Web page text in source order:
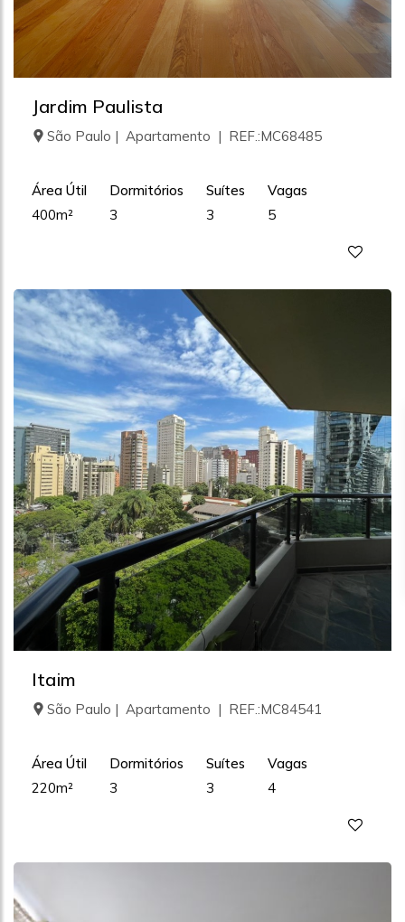
Jardim Paulista
São Paulo | Apartamento | REF.:MC68485
Área Útil
400m²
Dormitórios
3
Suítes
3
Vagas
5
Itaim
São Paulo | Apartamento | REF.:MC84541
Área Útil
220m²
Dormitórios
3
Suítes
3
Vagas
4